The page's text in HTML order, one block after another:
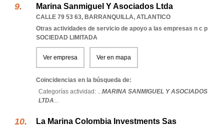
Marina Sanmiguel Y Asociados Ltda
CALLE 79 53 63, BARRANQUILLA, ATLANTICO
Otras actividades de servicio de apoyo a las empresas n c p
SOCIEDAD LIMITADA
Ver empresa Ver en mapa
Coincidencias en la búsqueda de:
Categorías actividad: ...MARINA SANMIGUEL Y ASOCIADOS
LTDA...
La Marina Colombia Investments Sas